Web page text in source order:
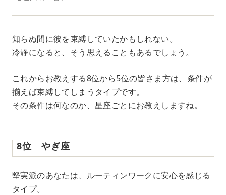
知らぬ間に彼を束縛していたかもしれない。
冷静になると、そう思えることもあるでしょう。
これからお教えする8位から5位の皆さま方は、条件が
揃えば束縛してしまうタイプです。
その条件は何なのか、星座ごとにお教えしますね。
8位 やぎ座
堅実派のあなたは、ルーティンワークに安心を感じる
タイプ。